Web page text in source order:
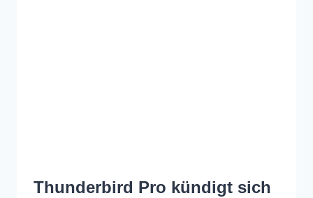
Thunderbird Pro kündigt sich